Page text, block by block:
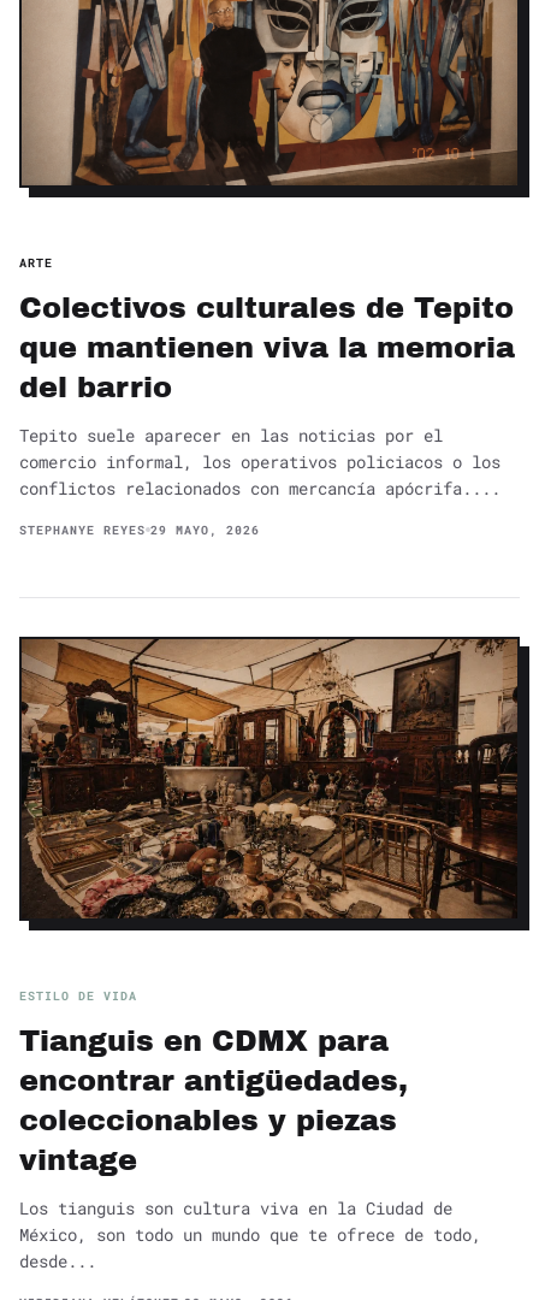
ARTE
Colectivos culturales de Tepito
que mantienen viva la memoria
del barrio
Tepito suele aparecer en las noticias por el
comercio informal, los operativos policiacos o los
conflictos relacionados con mercancía apócrifa....
STEPHANYE REYES 29 MAYO, 2026
ESTILO DE VIDA
Tianguis en CDMX para
encontrar antigüedades,
coleccionables y piezas
vintage
Los tianguis son cultura viva en la Ciudad de
México, son todo un mundo que te ofrece de todo,
desde...